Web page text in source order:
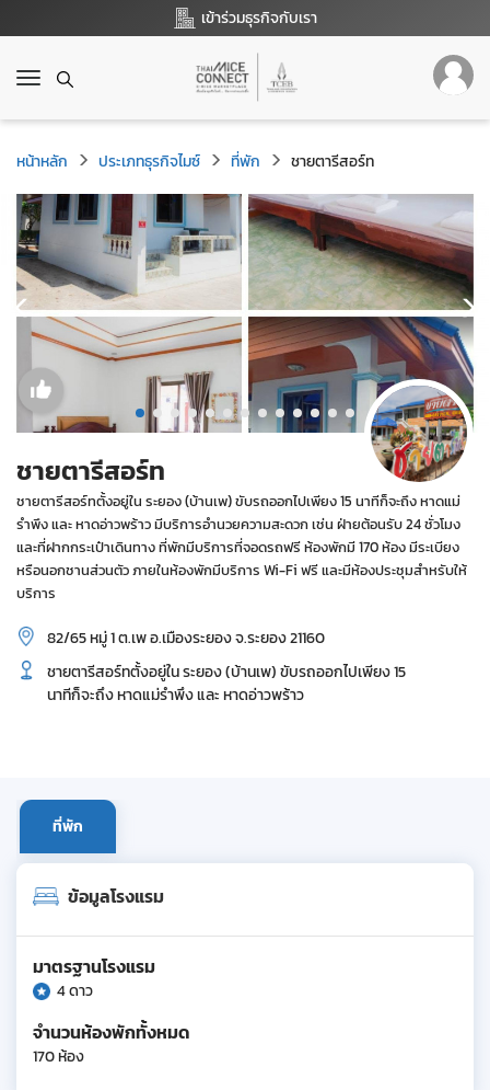
เข้าร่วมธุรกิจกับเรา
T
g
g
l
e
n
a
v
g
a
o
n
หน้าหลัก ประเภทธุรกิจไมซ์ ที่พัก ชายตารีสอร์ท
ชายตารีสอร์ท
ชายตารีสอร์ทตั้งอยู่ใน ระยอง (บ้านเพ) ขับรถออกไปเพียง 15 นาทีก็จะถึง หาดแม่
รำพึง และ หาดอ่าวพร้าว มีบริการอำนวยความสะดวก เช่น ฝ่ายต้อนรับ 24 ชั่วโมง
และที่ฝากกระเป๋าเดินทาง ที่พักมีบริการที่จอดรถฟรี ห้องพักมี 170 ห้อง มีระเบียง
หรือนอกชานส่วนตัว ภายในห้องพักมีบริการ Wi-Fi ฟรี และมีห้องประชุมสำหรับให้
บริการ
82/65 หมู่ 1 ต.เพ อ.เมืองระยอง จ.ระยอง 21160
ชายตารีสอร์ทตั้งอยู่ใน ระยอง (บ้านเพ) ขับรถออกไปเพียง 15
นาทีก็จะถึง หาดแม่รำพึง และ หาดอ่าวพร้าว
ที่พัก
ข้อมูลโรงแรม
มาตรฐานโรงแรม
4 ดาว
จำนวนห้องพักทั้งหมด
170 ห้อง